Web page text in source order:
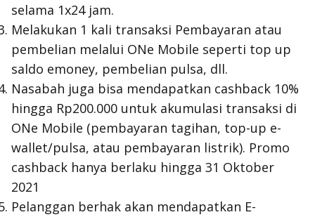
selama 1x24 jam.
Melakukan 1 kali transaksi Pembayaran atau
pembelian melalui ONe Mobile seperti top up
saldo emoney, pembelian pulsa, dll.
Nasabah juga bisa mendapatkan cashback 10%
hingga Rp200.000 untuk akumulasi transaksi di
ONe Mobile (pembayaran tagihan, top-up e-
wallet/pulsa, atau pembayaran listrik). Promo
cashback hanya berlaku hingga 31 Oktober
2021
Pelanggan berhak akan mendapatkan E-